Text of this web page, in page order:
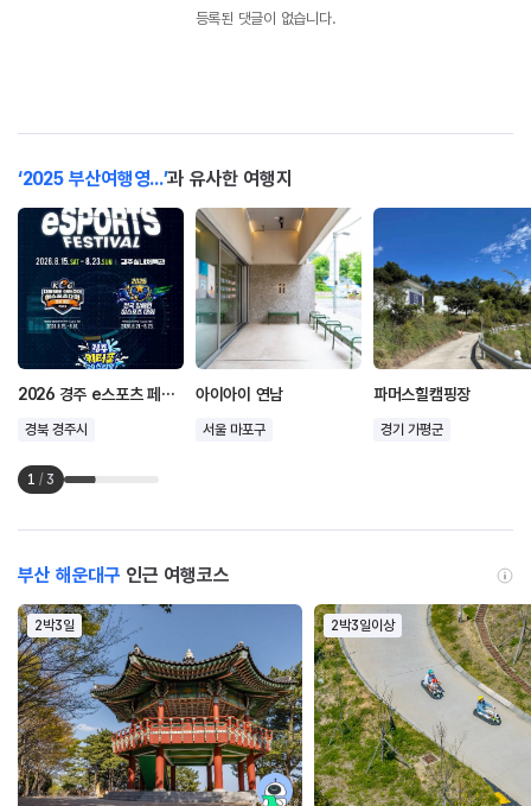
등록된 댓글이 없습니다.
‘2025 부산여행영...’과 유사한 여행지
2026 경주 e스포츠 페스티벌
경북 경주시
아이아이 연남
서울 마포구
파머스힐캠핑장
경기 가평군
1 / 3
부산 해운대구 인근 여행코스
2박3일 2박3일이상